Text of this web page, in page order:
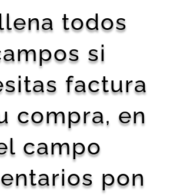
todos
si
factura
compra, en
campo
pon